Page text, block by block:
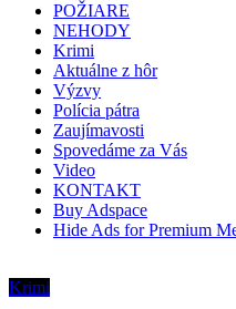
POŽIARE
NEHODY
Krimi
Aktuálne z hôr
Výzvy
Polícia pátra
Zaujímavosti
Spovedáme za Vás
Video
KONTAKT
Buy Adspace
Hide Ads for Premium
Krimi